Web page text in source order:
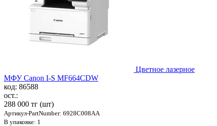
Цветное лазерное
МФУ Canon I-S MF664CDW
код: 86588
ост.:
288 000 тг (шт)
Артикул-PartNumber: 6928C008AA
В упаковке: 1